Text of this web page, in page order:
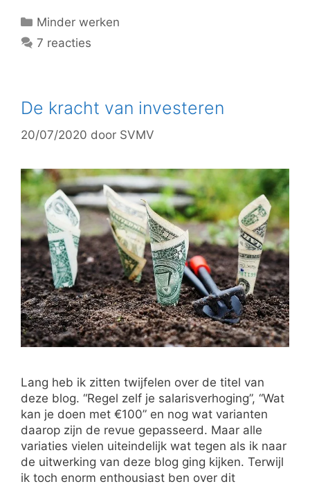
Categorieën
Minder werken
7 reacties
De kracht van investeren
20/07/2020 door SVMV
Lang heb ik zitten twijfelen over de titel van
deze blog. “Regel zelf je salarisverhoging”, “Wat
kan je doen met €100” en nog wat varianten
daarop zijn de revue gepasseerd. Maar alle
variaties vielen uiteindelijk wat tegen als ik naar
de uitwerking van deze blog ging kijken. Terwijl
ik toch enorm enthousiast ben over dit